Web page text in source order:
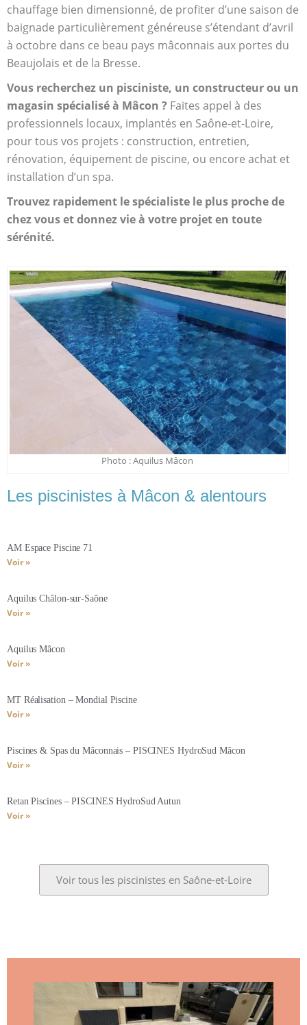
chauffage bien dimensionné, de profiter d’une saison de
baignade particulièrement généreuse s’étendant d’avril
à octobre dans ce beau pays mâconnais aux portes du
Beaujolais et de la Bresse.
Vous recherchez un pisciniste, un constructeur ou un
magasin spécialisé à Mâcon ? Faites appel à des
professionnels locaux, implantés en Saône-et-Loire,
pour tous vos projets : construction, entretien,
rénovation, équipement de piscine, ou encore achat et
installation d’un spa.
Trouvez rapidement le spécialiste le plus proche de
chez vous et donnez vie à votre projet en toute
sérénité.
Photo : Aquilus Mâcon
Les piscinistes à Mâcon & alentours
AM Espace Piscine 71
Voir »
Aquilus Châlon-sur-Saône
Voir »
Aquilus Mâcon
Voir »
MT Réalisation – Mondial Piscine
Voir »
Piscines & Spas du Mâconnais – PISCINES HydroSud Mâcon
Voir »
Retan Piscines – PISCINES HydroSud Autun
Voir »
Voir tous les piscinistes en Saône-et-Loire